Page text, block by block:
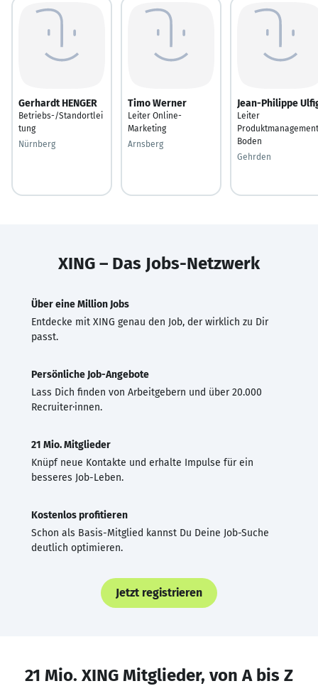
Gerhardt HENGER
Betriebs-/Standortlei
tung
Nürnberg
Timo Werner
Leiter Online-
Marketing
Arnsberg
Jean-Philippe
Leiter
Produktmanagement
Boden
Gehrden
XING – Das Jobs-Netzwerk
Über eine Million Jobs
Entdecke mit XING genau den Job, der wirklich zu Dir
passt.
Persönliche Job-Angebote
Lass Dich finden von Arbeitgebern und über 20.000
Recruiter·innen.
21 Mio. Mitglieder
Knüpf neue Kontakte und erhalte Impulse für ein
besseres Job-Leben.
Kostenlos profitieren
Schon als Basis-Mitglied kannst Du Deine Job-Suche
deutlich optimieren.
Jetzt registrieren
21 Mio. XING Mitglieder, von A bis Z